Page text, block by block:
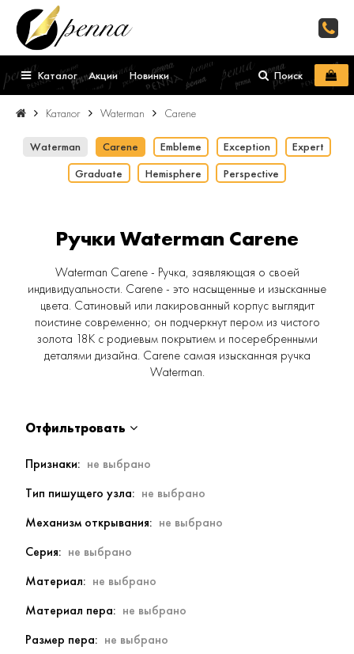
Каталог Акции Новинки Поиск
Каталог Waterman Carene
Waterman Carene Embleme Exception
Expert
Graduate
Hemisphere Perspective
Ручки Waterman Carene
Waterman Carene - Ручка, заявляющая о своей
индивидуальности. Carene - это насыщенные и изысканные
цвета. Сатиновый или лакированный корпус выглядит
поистине современно; он подчеркнут пером из чистого
золота 18K с родиевым покрытием и посеребренными
деталями дизайна. Carene самая изысканная ручка
Waterman.
Отфильтровать
Признаки
Тип пишущего узла
Механизм открывания
Серия
Материал
Материал пера
Размер пера